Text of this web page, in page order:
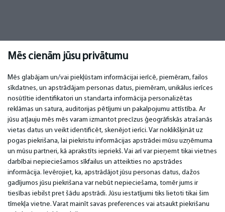
Mēs cienām jūsu privātumu
Mēs glabājam un/vai piekļūstam informācijai ierīcē, piemēram, failos
sīkdatnes, un apstrādājam personas datus, piemēram, unikālus ierīces
nosūtītie identifikatori un standarta informācija personalizētas
reklāmas un satura, auditorijas pētījumi un pakalpojumu attīstība. Ar
jūsu atļauju mēs mēs varam izmantot precīzus ģeogrāfiskās atrašanās
vietas datus un veikt identificēt, skenējot ierīci. Var noklikšķināt uz
pogas piekrišana, lai piekristu informācijas apstrādei mūsu uzņēmuma
un mūsu partneri, kā aprakstīts iepriekš. Vai arī var pieņemt tikai vietnes
darbībai nepieciešamos sīkfailus un atteikties no apstrādes
informācija. Ievērojiet, ka, apstrādājot jūsu personas datus, dažos
gadījumos jūsu piekrišana var nebūt nepieciešama, tomēr jums ir
tiesības iebilst pret šādu apstrādi. Jūsu iestatījumi tiks lietoti tikai šim
tīmekļa vietne. Varat mainīt savas preferences vai atsaukt piekrišanu
SVARĪGI
Servisa centri
Garantija
Apmaksa
Lietošanas noteikumi
Privātuma politika
Kontakti
Distances līgums
KONTAKTI
Tel. +371 67296734
Mob. +371 27725222
WhatsApp +371 27725222
Krasta 89, LV-1019
Rīga, Latvija
email:info@bm.lv